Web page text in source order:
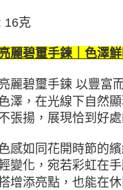
16克
麗碧璽手鍊｜色澤
麗碧璽手鍊 以豐富
澤，在光線下自然
張揚，展現恰到好
感如同花開時節的
變化，宛若彩虹在
增添亮點，也能在